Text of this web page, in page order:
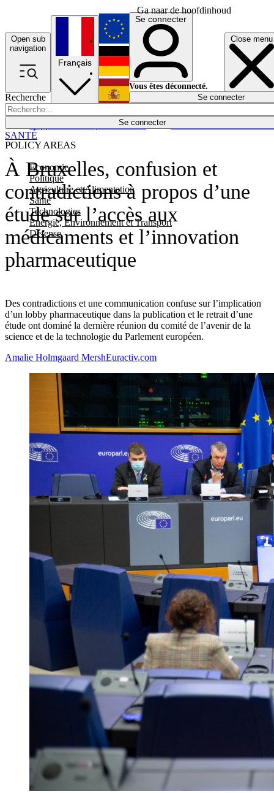
Ga naar de hoofdinhoud
Open sub
navigation
Close menu
Recherche
Se connecter
POLICY AREAS
Economie
Politique
Agriculture et Alimentation
Santé
Technologies
Energie, Environnement et Transport
Défense
Économie
Français
English
Deutsch
Español
Se connecter
Vous êtes déconnecté.
Se connecter
À Bruxelles, confusion et
contradictions à propos d’une
étude sur l’accès aux
médicaments et l’innovation
pharmaceutique
Des contradictions et une communication confuse sur l’implication
d’un lobby pharmaceutique dans la publication et le retrait d’une
étude ont dominé la dernière réunion du comité de l’avenir de la
science et de la technologie du Parlement européen.
SANTÉ
Amalie Holmgaard MershEuractiv.com